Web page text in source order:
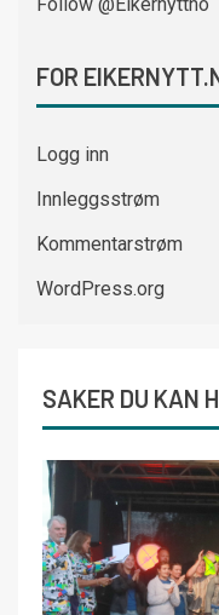
FOR
Logg inn
Innleggsstrøm
Kommentarstrøm
WordPress.org
SAKER DU KAN